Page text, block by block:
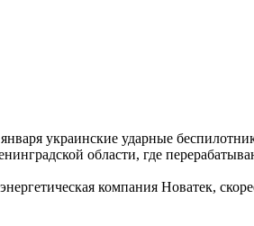
украинские ударные
области, где
компания Новатек,